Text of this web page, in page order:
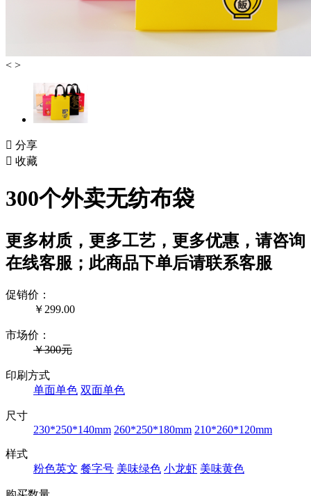
< >
 分享
 收藏
300个外卖无纺布袋
更多材质，更多工艺，更多优惠，请咨询
在线客服；此商品下单后请联系客服
促销价：
￥ 299.00
市场价：
￥300元
印刷方式
单面单色 双面单色
尺寸
230*250*140mm 260*250*180mm 210*260*120mm
样式
粉色英文 餐字号 美味绿色 小龙虾 美味黄色